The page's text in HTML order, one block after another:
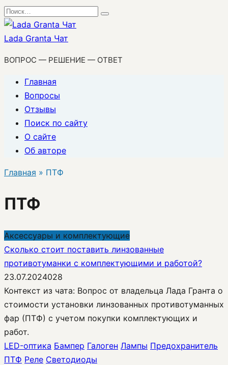
Перейти
к
содержанию
Search
for:
Lada Granta Чат
ВОПРОС — РЕШЕНИЕ — ОТВЕТ
Главная
Вопросы
Отзывы
Поиск по сайту
О сайте
Об авторе
Главная » ПТФ
ПТФ
Аксессуары и комплектующие
Сколько стоит поставить линзованные
противотуманки с комплектующими и работой?
23.07.2024028
Контекст из чата: Вопрос от владельца Лада Гранта о
стоимости установки линзованных противотуманных
фар (ПТФ) с учетом покупки комплектующих и
работ.
LED-оптика Бампер Галоген Лампы Предохранитель
ПТФ Реле Светодиоды